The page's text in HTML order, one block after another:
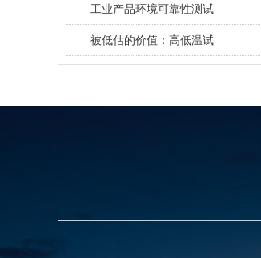
工业产品环境可靠性测试
被低估的价值：高低温试